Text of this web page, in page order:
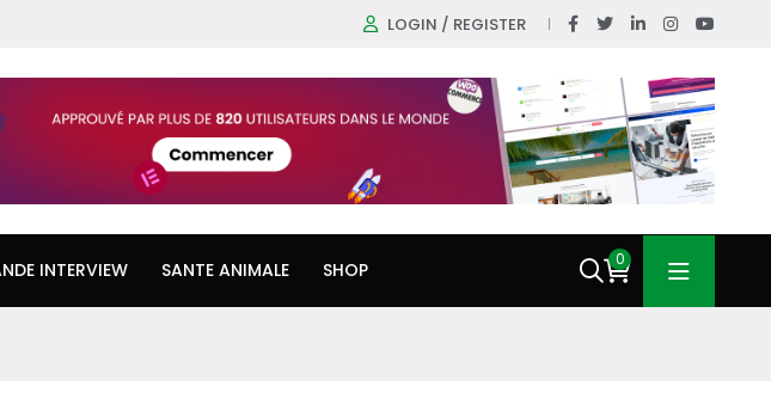
LOGIN / REGISTER
INTERVIEW SANTE ANIMALE SHOP 0